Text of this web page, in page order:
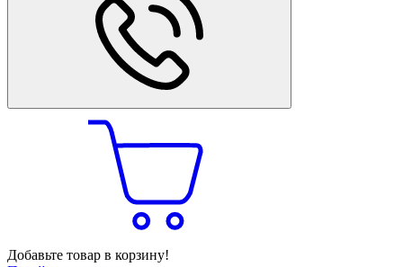
Добавьте товар в корзину!